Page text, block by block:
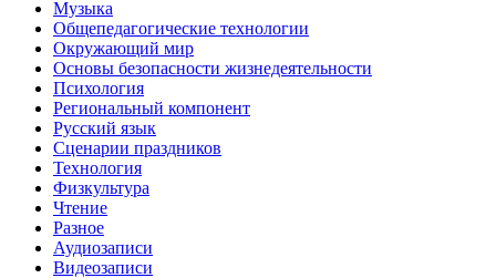
Музыка
Общепедагогические технологии
Окружающий мир
Основы безопасности жизнедеятельности
Психология
Региональный компонент
Русский язык
Сценарии праздников
Технология
Физкультура
Чтение
Разное
Аудиозаписи
Видеозаписи